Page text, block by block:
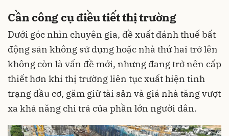
Cần công cụ điều tiết thị trường
Dưới góc nhìn chuyên gia, đề xuất đánh thuế bất
động sản không sử dụng hoặc nhà thứ hai trở lên
không còn là vấn đề mới, nhưng đang trở nên cấp
thiết hơn khi thị trường liên tục xuất hiện tình
trạng đầu cơ, găm giữ tài sản và giá nhà tăng vượt
xa khả năng chi trả của phần lớn người dân.